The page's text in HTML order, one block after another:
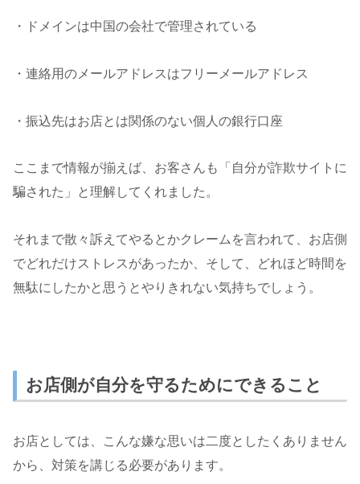
・ドメインは中国の会社で管理されている
・連絡用のメールアドレスはフリーメールアドレス
・振込先はお店とは関係のない個人の銀行口座
ここまで情報が揃えば、お客さんも「自分が詐欺サイトに
騙された」と理解してくれました。
それまで散々訴えてやるとかクレームを言われて、お店側
でどれだけストレスがあったか、そして、どれほど時間を
無駄にしたかと思うとやりきれない気持ちでしょう。
お店側が自分を守るためにできること
お店としては、こんな嫌な思いは二度としたくありません
から、対策を講じる必要があります。